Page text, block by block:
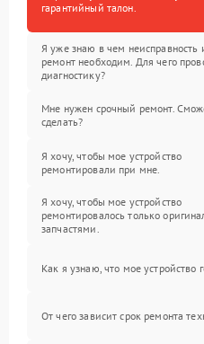
гарантийный талон.
Я уже знаю в чем неисправность
ремонт необходим. Для чего
диагностику?
Мне нужен срочный ремонт.
сделать?
Я хочу, чтобы мое устройство
ремонтировали при мне.
Я хочу, чтобы мое устройство
ремонтировалось только
запчастями.
Как я узнаю, что мое устройство
От чего зависит срок ремонта